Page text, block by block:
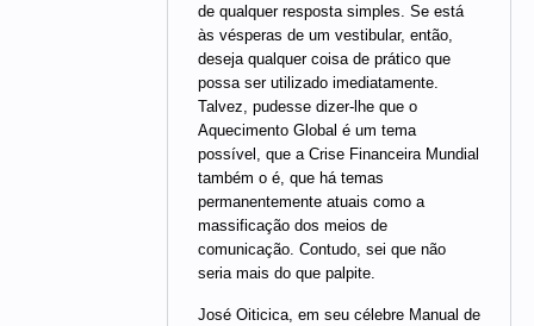
de qualquer resposta simples. Se está
às vésperas de um vestibular, então,
deseja qualquer coisa de prático que
possa ser utilizado imediatamente.
Talvez, pudesse dizer-lhe que o
Aquecimento Global é um tema
possível, que a Crise Financeira Mundial
também o é, que há temas
permanentemente atuais como a
massificação dos meios de
comunicação. Contudo, sei que não
seria mais do que palpite.
José Oiticica, em seu célebre Manual de